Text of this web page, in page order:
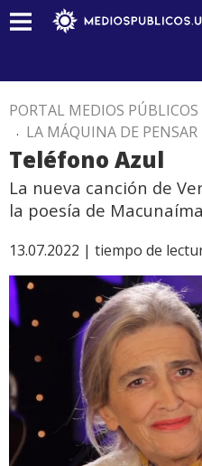
PORTAL MEDIOS PÚBLICOS
. LA MÁQUINA DE PENSAR
Teléfono Azul
La nueva canción de
la poesía de Macunaíma
13.07.2022 | tiempo de